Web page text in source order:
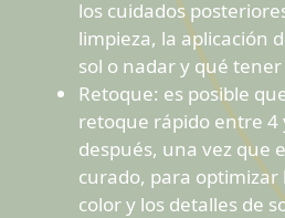
los cuidados
limpieza, la aplicación
sol o nadar y qué
Retoque: es posible
retoque rápido entre 4
después, una vez que
curado, para optimizar
color y los detalles de